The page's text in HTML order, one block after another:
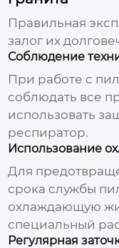
Правильная
залог их
Соблюдение
При работе с
соблюдать все
использовать
респиратор.
Использование
Для
срока службы
охлаждающую
специальный
Регулярная